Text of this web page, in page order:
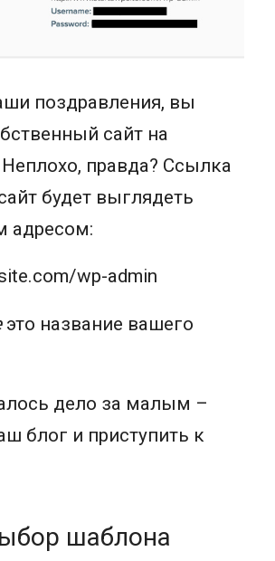
поздравления, вы
сайт на
правда? Ссылка
будет выглядеть
адресом:
wp-admin
это название вашего
дело за малым –
блог и приступить к
шаблона